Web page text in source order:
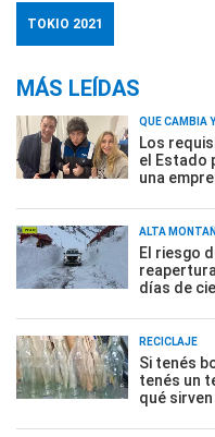
TOKIO 2021
MÁS LEÍDAS
QUÉ CAMBIA
Los
el Estado
una
ALTA
El riesgo
días de
RECICLAJE
Si tenés
tenés un
qué sirven